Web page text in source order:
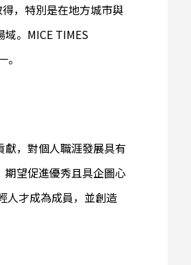
，特別是在地方城市與
。MICE TIMES
獻，對個人職涯發展具有
期望促進優秀且具企圖心
人才成為成員，並創造